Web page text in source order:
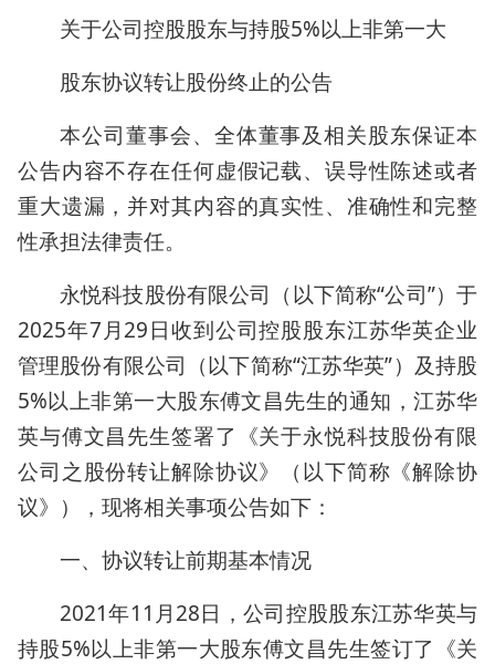
关于公司控股股东与持股5%以上非第一大
股东协议转让股份终止的公告
本公司董事会、全体董事及相关股东保证本
公告内容不存在任何虚假记载、误导性陈述或者
重大遗漏，并对其内容的真实性、准确性和完整
性承担法律责任。
永悦科技股份有限公司（以下简称“公司”）于
2025年7月29日收到公司控股股东江苏华英企业
管理股份有限公司（以下简称“江苏华英”）及持股
5%以上非第一大股东傅文昌先生的通知，江苏华
英与傅文昌先生签署了《关于永悦科技股份有限
公司之股份转让解除协议》（以下简称《解除协
议》），现将相关事项公告如下：
一、协议转让前期基本情况
2021年11月28日，公司控股股东江苏华英与
持股5%以上非第一大股东傅文昌先生签订了《关